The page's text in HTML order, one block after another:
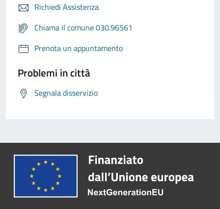
Richiedi Assistenza
Chiama il comune 030.96561
Prenota un appuntamento
Problemi in città
Segnala disservizio